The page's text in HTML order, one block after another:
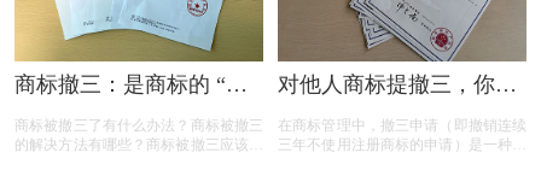
商标撤三：是商标的 “夺
商标被撤三了有什么办法？商标被撤三
的解决方法有哪些？商标被撤三应该如
对他人商标提撤三，你真
在商标管理中，撤三申请（即撤销连续
三年不使用注册商标的申请）是一种重